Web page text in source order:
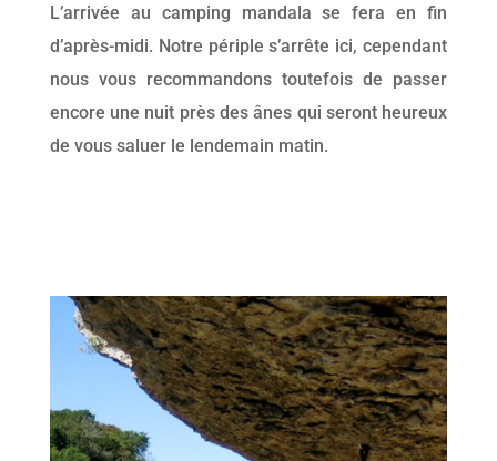
L’arrivée au camping mandala se fera en fin
d’après-midi. Notre périple s’arrête ici, cependant
nous vous recommandons toutefois de passer
encore une nuit près des ânes qui seront heureux
de vous saluer le lendemain matin.